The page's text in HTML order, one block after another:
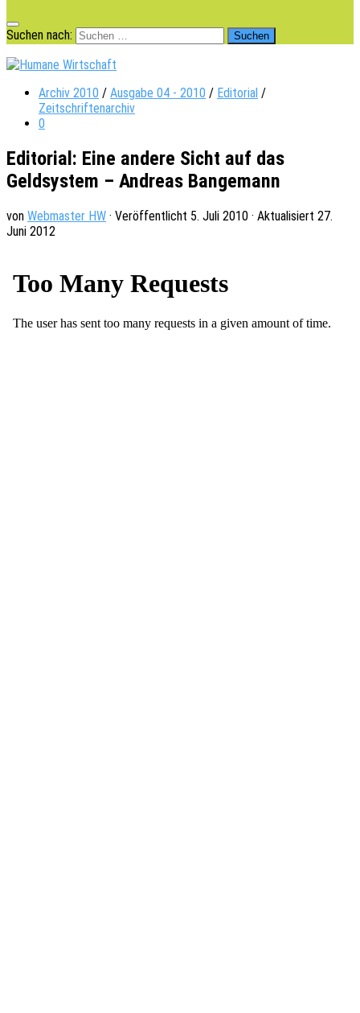
Suchen nach:
Archiv 2010 / Ausgabe 04 - 2010 / Editorial /
Zeitschriftenarchiv
0
Editorial: Eine andere Sicht auf das
Geldsystem – Andreas Bangemann
von Webmaster HW · Veröffentlicht 5. Juli 2010 · Aktualisiert 27.
Juni 2012